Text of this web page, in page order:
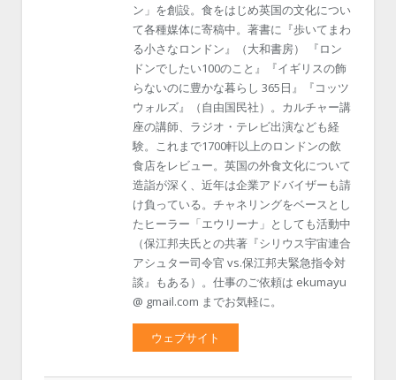
ン」を創設。食をはじめ英国の文化につい
て各種媒体に寄稿中。著書に『歩いてまわ
る小さなロンドン』（大和書房） 『ロン
ドンでしたい100のこと』『イギリスの飾
らないのに豊かな暮らし 365日』『コッツ
ウォルズ』（自由国民社）。カルチャー講
座の講師、ラジオ・テレビ出演なども経
験。これまで1700軒以上のロンドンの飲
食店をレビュー。英国の外食文化について
造詣が深く、近年は企業アドバイザーも請
け負っている。チャネリングをベースとし
たヒーラー「エウリーナ」としても活動中
（保江邦夫氏との共著『シリウス宇宙連合
アシュター司令官 vs.保江邦夫緊急指令対
談』もある）。仕事のご依頼は ekumayu
@ gmail.com までお気軽に。
ウェブサイト